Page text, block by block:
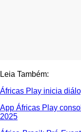
Leia Também:
Áfricas Play inicia
App Áfricas Play
2025